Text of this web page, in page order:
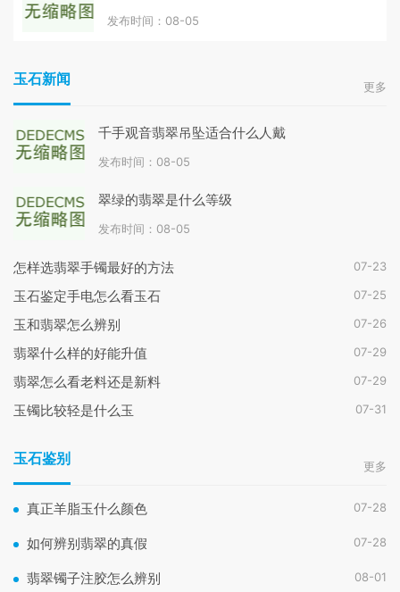
发布时间：08-05
玉石新闻 更多
千手观音翡翠吊坠适合什么人戴
发布时间：08-05
翠绿的翡翠是什么等级
发布时间：08-05
怎样选翡翠手镯最好的方法 07-23
玉石鉴定手电怎么看玉石 07-25
玉和翡翠怎么辨别 07-26
翡翠什么样的好能升值 07-29
翡翠怎么看老料还是新料 07-29
玉镯比较轻是什么玉 07-31
玉石鉴别 更多
真正羊脂玉什么颜色 07-28
如何辨别翡翠的真假 07-28
翡翠镯子注胶怎么辨别 08-01